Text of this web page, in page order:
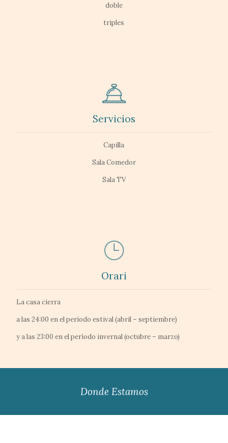
doble
triples
Servicios
Capilla
Sala Comedor
Sala TV
Orari
La casa cierra
a las 24:00 en el período estival (abril – septiembre)
y a las 23:00 en el período invernal (octubre – marzo)
Donde Estamos